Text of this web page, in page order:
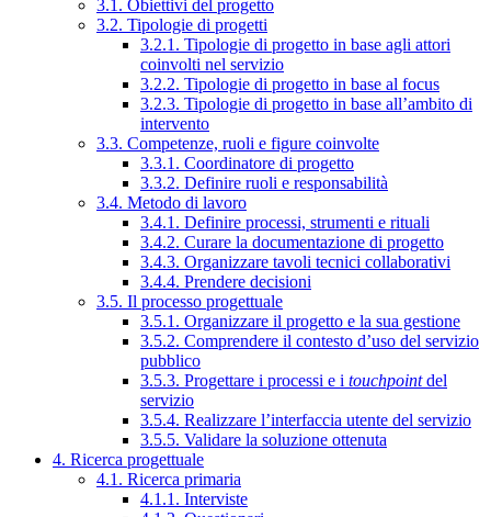
3.1. Obiettivi del progetto
3.2. Tipologie di progetti
3.2.1. Tipologie di progetto in base agli attori
coinvolti nel servizio
3.2.2. Tipologie di progetto in base al focus
3.2.3. Tipologie di progetto in base all’ambito di
intervento
3.3. Competenze, ruoli e figure coinvolte
3.3.1. Coordinatore di progetto
3.3.2. Definire ruoli e responsabilità
3.4. Metodo di lavoro
3.4.1. Definire processi, strumenti e rituali
3.4.2. Curare la documentazione di progetto
3.4.3. Organizzare tavoli tecnici collaborativi
3.4.4. Prendere decisioni
3.5. Il processo progettuale
3.5.1. Organizzare il progetto e la sua gestione
3.5.2. Comprendere il contesto d’uso del servizio
pubblico
3.5.3. Progettare i processi e i touchpointdel
servizio
3.5.4. Realizzare l’interfaccia utente del servizio
3.5.5. Validare la soluzione ottenuta
4. Ricerca progettuale
4.1. Ricerca primaria
4.1.1. Interviste